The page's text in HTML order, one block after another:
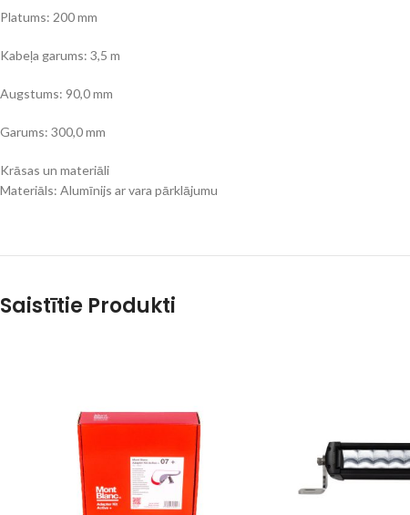
Platums: 200 mm
Kabeļa garums: 3,5 m
Augstums: 90,0 mm
Garums: 300,0 mm
Krāsas un materiāli
Materiāls: Alumīnijs ar vara pārklājumu
Saistītie Produkti